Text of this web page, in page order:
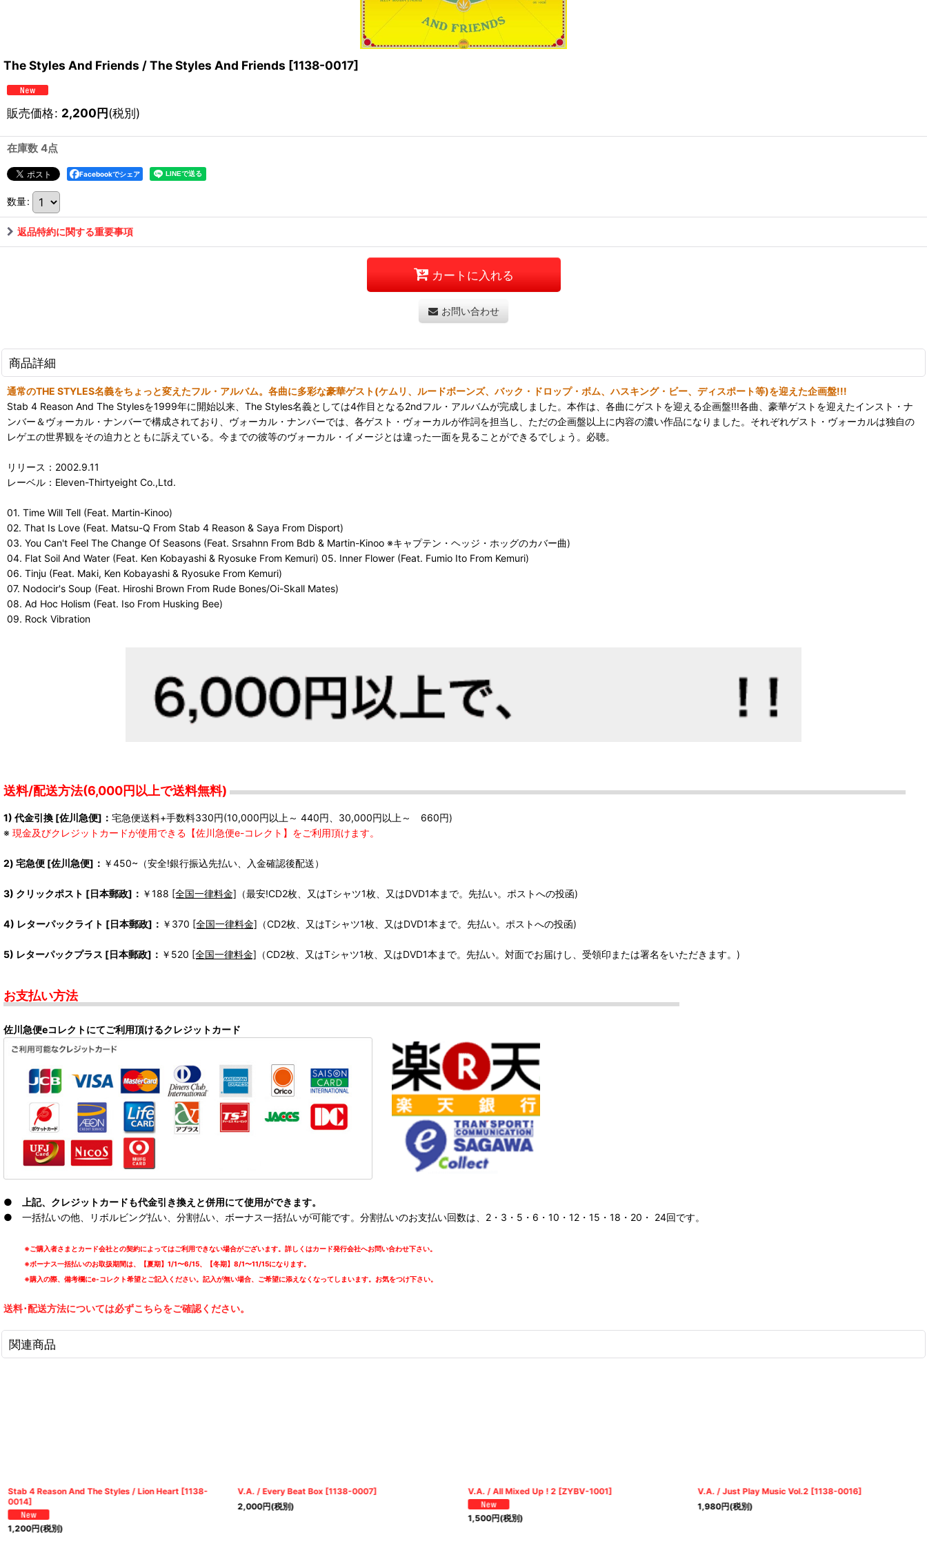
The Styles And Friends / The Styles And Friends [1138-0017]
販売価格: 2,200円(税別)
在庫数 4点
Facebookでシェア
数量:
返品特約に関する重要事項
カートに入れる
お問い合わせ
商品詳細
通常のTHE STYLES名義をちょっと変えたフル・アルバム。各曲に多彩な豪華ゲスト(ケムリ、ルードボーンズ、バック・ドロップ・ボム、ハスキング・ビー、ディスポート等)を迎えた企画盤!!!
Stab 4 Reason And The Stylesを1999年に開始以来、The Styles名義としては4作目となる2ndフル・アルバムが完成しました。本作は、各曲にゲストを迎える企画盤!!!各曲、豪華ゲストを迎えたインスト・ナ
ンバー＆ヴォーカル・ナンバーで構成されており、ヴォーカル・ナンバーでは、各ゲスト・ヴォーカルが作詞を担当し、ただの企画盤以上に内容の濃い作品になりました。それぞれゲスト・ヴォーカルは独自の
レゲエの世界観をその迫力とともに訴えている。今までの彼等のヴォーカル・イメージとは違った一面を見ることができるでしょう。必聴。
リリース：2002.9.11
レーベル：Eleven-Thirtyeight Co.,Ltd.
01. Time Will Tell (Feat. Martin-Kinoo)
02. That Is Love (Feat. Matsu-Q From Stab 4 Reason & Saya From Disport)
03. You Can't Feel The Change Of Seasons (Feat. Srsahnn From Bdb & Martin-Kinoo ※キャプテン・ヘッジ・ホッグのカバー曲)
04. Flat Soil And Water (Feat. Ken Kobayashi & Ryosuke From Kemuri) 05. Inner Flower (Feat. Fumio Ito From Kemuri)
06. Tinju (Feat. Maki, Ken Kobayashi & Ryosuke From Kemuri)
07. Nodocir's Soup (Feat. Hiroshi Brown From Rude Bones/Oi-Skall Mates)
08. Ad Hoc Holism (Feat. Iso From Husking Bee)
09. Rock Vibration
送料/配送方法(6,000円以上で送料無料)
1) 代金引換 [佐川急便]： 宅急便送料+手数料330円(10,000円以上～ 440円、30,000円以上～ 660円)
※ 現金及びクレジットカードが使用できる【佐川急便e-コレクト】をご利用頂けます。
2) 宅急便 [佐川急便]： ￥450~（安全!銀行振込先払い、入金確認後配送）
3) クリックポスト [日本郵政]： ￥188 [全国一律料金] （最安!CD2枚、又はTシャツ1枚、又はDVD1本まで。先払い。ポストへの投函)
4) レターパックライト [日本郵政]： ￥370 [全国一律料金] （CD2枚、又はTシャツ1枚、又はDVD1本まで。先払い。ポストへの投函)
5) レターパックプラス [日本郵政]： ￥520 [全国一律料金] （CD2枚、又はTシャツ1枚、又はDVD1本まで。先払い。対面でお届けし、受領印または署名をいただきます。)
お支払い方法
佐川急便eコレクトにてご利用頂けるクレジットカード
● 上記、クレジットカードも代金引き換えと併用にて使用ができます。
● 一括払いの他、リボルビング払い、分割払い、ボーナス一括払いが可能です。分割払いのお支払い回数は、2・3・5・6・10・12・15・18・20・ 24回です。
※ご購入者さまとカード会社との契約によってはご利用できない場合がございます。詳しくはカード発行会社へお問い合わせ下さい。
※ボーナス一括払いのお取扱期間は、【夏期】1/1〜6/15、【冬期】8/1〜11/15になります。
※購入の際、備考欄にe-コレクト希望とご記入ください。記入が無い場合、ご希望に添えなくなってしまいます。お気をつけ下さい。
送料･配送方法については必ずこちらをご確認ください。
関連商品
Stab 4 Reason And The Styles / Lion Heart [1138-
0014]
1,200円(税別)
V.A. / Every Beat Box [1138-0007]
2,000円(税別)
V.A. / All Mixed Up ! 2 [ZYBV-1001]
1,500円(税別)
V.A. / Just Play Music Vol.2 [1138-0016]
1,980円(税別)